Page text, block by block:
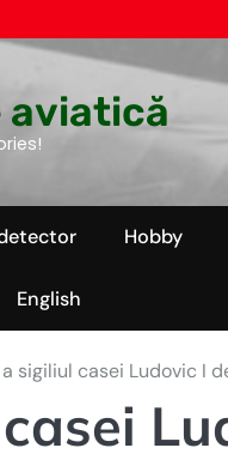
aviatică
Hobby
English
sigiliul casei Ludovic I